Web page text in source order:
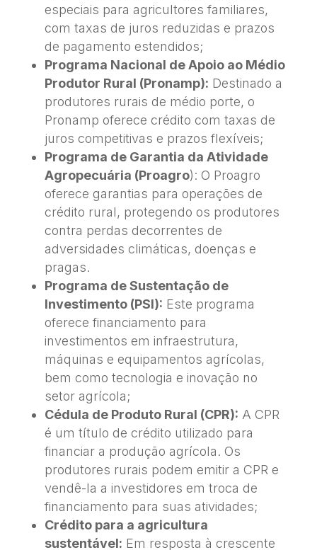
especiais para agricultores familiares,
com taxas de juros reduzidas e prazos
de pagamento estendidos;
Programa Nacional de Apoio ao Médio
Produtor Rural (Pronamp): Destinado a
produtores rurais de médio porte, o
Pronamp oferece crédito com taxas de
juros competitivas e prazos flexíveis;
Programa de Garantia da Atividade
Agropecuária (Proagro): O Proagro
oferece garantias para operações de
crédito rural, protegendo os produtores
contra perdas decorrentes de
adversidades climáticas, doenças e
pragas.
Programa de Sustentação de
Investimento (PSI): Este programa
oferece financiamento para
investimentos em infraestrutura,
máquinas e equipamentos agrícolas,
bem como tecnologia e inovação no
setor agrícola;
Cédula de Produto Rural (CPR): A CPR
é um título de crédito utilizado para
financiar a produção agrícola. Os
produtores rurais podem emitir a CPR e
vendê-la a investidores em troca de
financiamento para suas atividades;
Crédito para a agricultura
sustentável: Em resposta à crescente